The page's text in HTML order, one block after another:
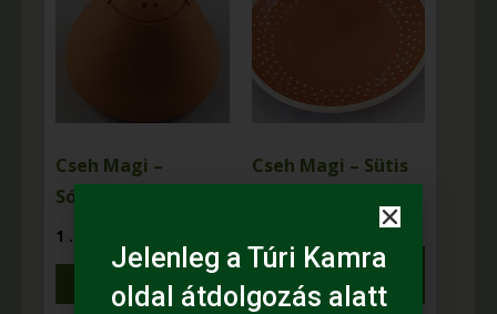
Cseh Magi –
Sószóró béka
1 .400
Tovább
Cseh Magi – Sütis
Kosárba
teszem
Jelenleg a Túri Kamra
oldal átdolgozás alatt